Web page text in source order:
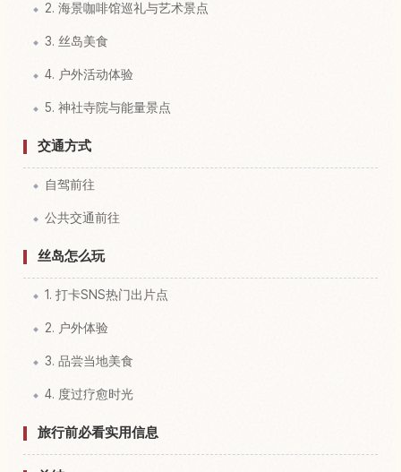
2. 海景咖啡馆巡礼与艺术景点
3. 丝岛美食
4. 户外活动体验
5. 神社寺院与能量景点
交通方式
自驾前往
公共交通前往
丝岛怎么玩
1. 打卡SNS热门出片点
2. 户外体验
3. 品尝当地美食
4. 度过疗愈时光
旅行前必看实用信息